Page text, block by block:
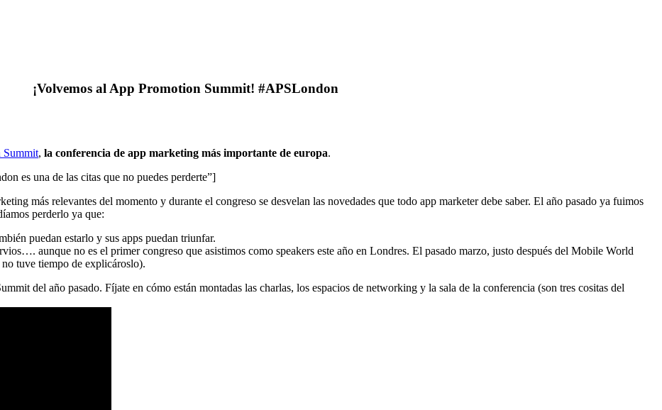
¡Volvemos al App Promotion Summit! #APSLondon
Summit, la conferencia de app marketing más importante de europa.
es una de las citas que no puedes perderte”]
más relevantes del momento y durante el congreso se desvelan las novedades que todo app marketer debe saber. El año pasado ya fuimos
perderlo ya que:
puedan estarlo y sus apps puedan triunfar.
aunque no es el primer congreso que asistimos como speakers este año en Londres. El pasado marzo, justo después del Mobile World
tuve tiempo de explicároslo).
del año pasado. Fíjate en cómo están montadas las charlas, los espacios de networking y la sala de la conferencia (son tres cositas del